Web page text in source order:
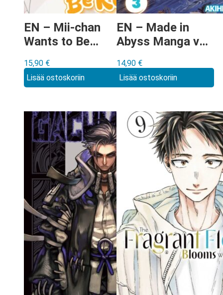
EN – Mii-chan
Wants to Be
4
15,90 €
Lisää ostoskoriin
EN – Made in
Abyss Manga vol
14,90 €
Lisää ostoskoriin